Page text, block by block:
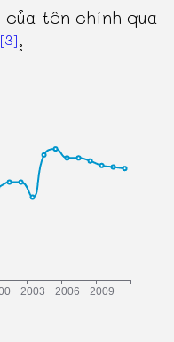
tên chính qua
[3]: